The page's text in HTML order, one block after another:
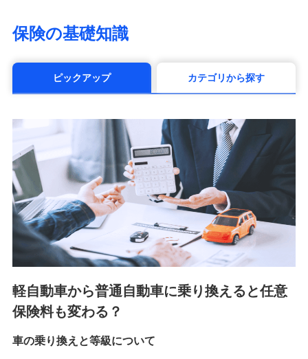
マニュライフ生命保険株式会社
（https://www.manulife.co.jp/）
（https://www.msa-life.co.jp/）
メットライフ生命株式会社(https://www.metlife.co.jp/)
■少額短期保険
株式会社アシロ少額短期保険 (https://kailash.co.jp/)
SBIいきいき少額短期保険会社 (https://www.i-
sedai.com/)
SBIペット少額短期保険株式会社 (https://www.sbipet-
ssi.co.jp/)
SBIリスタ少額短期保険会社
(https://www.jishin.co.jp/)
スマートプラス少額短期保険株式会社
チューリッヒ少額短期保険株式会社
(https://www.zurichssi.co.jp/)
(https://www.tokiomarine-x.co.jp/)
保険の基礎知識
ピックアップ カテゴリから探す
軽自動車から普通自動車に乗り換えると任意
保険料も変わる？
車の乗り換えと等級について